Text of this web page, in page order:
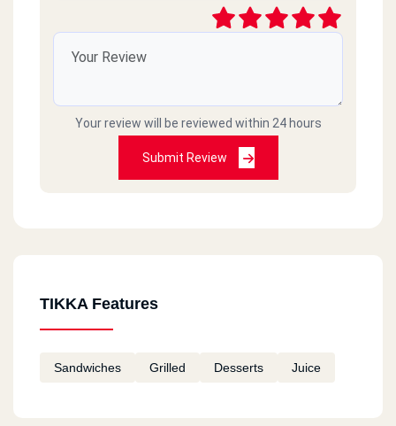
2020-09-04
السلام عليكم. كما يصلكم دائما شكاوي من العملاء.....
وذلك عند التعامل مع مطعمكم فرع (الحي المتميز-
مول هميس) خاصة المدير المتميز: محمد عمارة
ومدير الدليفري: حمدي حسان واللذين اعادا الثقة لي
كأحد عشاق تكا بالكويت وكانا علي تفوق في تقديم
Your review will be reviewed within 24 hours
Submit Review
TIKKA Features
Sandwiches Grilled Desserts Juice